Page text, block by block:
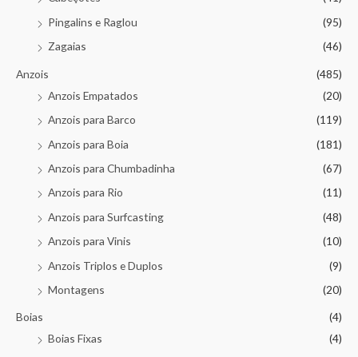
Pingalins e Raglou
(95)
Zagaias
(46)
Anzois
(485)
Anzois Empatados
(20)
Anzois para Barco
(119)
Anzois para Boia
(181)
Anzois para Chumbadinha
(67)
Anzois para Rio
(11)
Anzois para Surfcasting
(48)
Anzois para Vinis
(10)
Anzois Triplos e Duplos
(9)
Montagens
(20)
Boias
(4)
Boias Fixas
(4)